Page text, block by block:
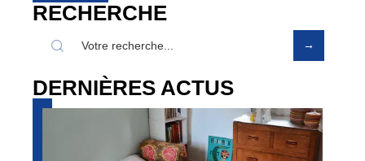
RECHERCHE
DERNIÈRES ACTUS